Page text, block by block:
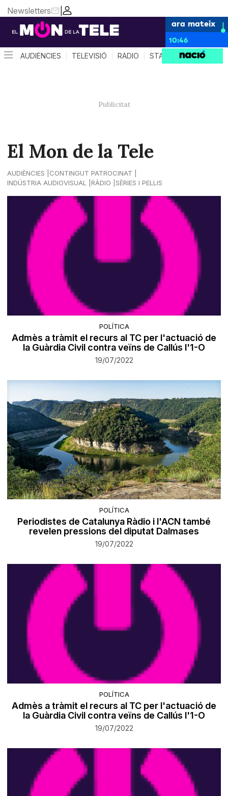
|
Newsletters
ara mateix
10:46
AUDIÈNCIES TELEVISIÓ RÀDIO STAR SYSTEM
El Mon de la Tele
AUDIÈNCIES
CONTINGUT PATROCINAT
INDÚSTRIA AUDIOVISUAL
RÀDIO SÈRIES I PEL·LIS
POLÍTICA
Admès a tràmit el recurs al TC per l'actuació de
la Guàrdia Civil contra veïns de Callús l'1-O
19/07/2022
POLÍTICA
Periodistes de Catalunya Ràdio i l'ACN també
revelen pressions del diputat Dalmases
19/07/2022
POLÍTICA
Admès a tràmit el recurs al TC per l'actuació de
la Guàrdia Civil contra veïns de Callús l'1-O
19/07/2022